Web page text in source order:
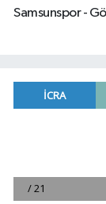
Samsunspor -
00:39 |